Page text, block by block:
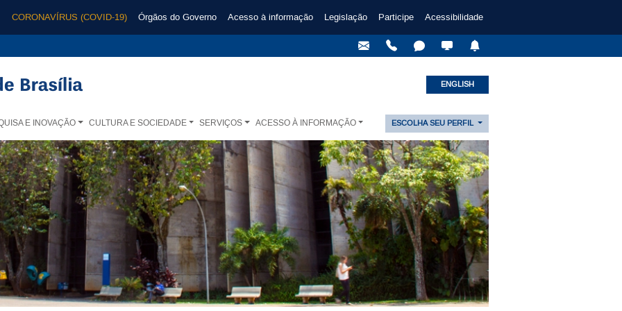
CORONAVÍRUS (COVID-19) Órgãos do Governo Acesso à informação Legislação Participe Acessibilidade
ENGLISH
E INOVAÇÃO CULTURA E SOCIEDADE SERVIÇOS ACESSO À INFORMAÇÃO ESCOLHA SEU PERFIL